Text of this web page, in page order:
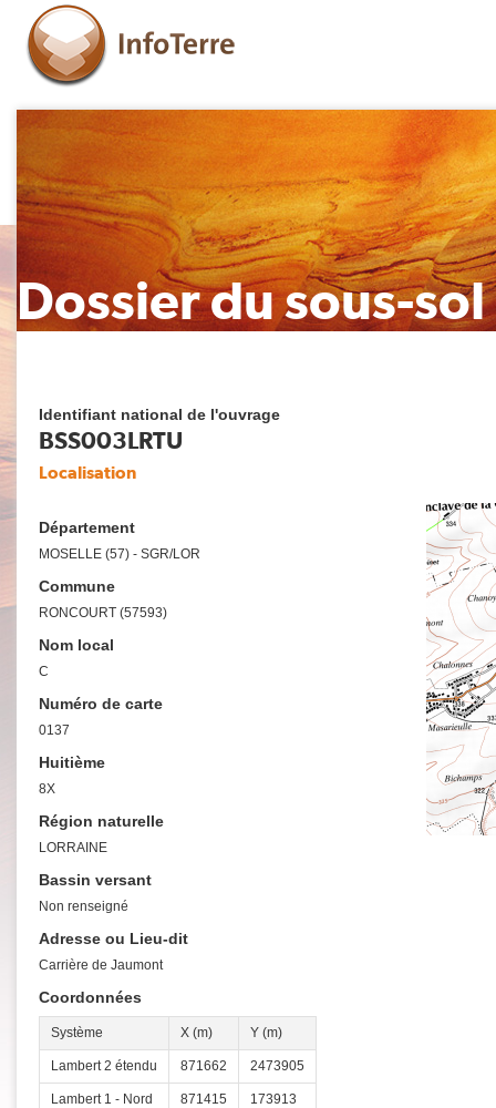
Dossier du sous-sol
Identifiant national de l'ouvrage
BSS003LRTU
Localisation
Département
MOSELLE (57) - SGR/LOR
Commune
RONCOURT (57593)
Nom local
C
Numéro de carte
0137
Huitième
8X
Région naturelle
LORRAINE
Bassin versant
Non renseigné
Adresse ou Lieu-dit
Carrière de Jaumont
Coordonnées
Système X (m) Y (m)
Lambert 2 étendu 871662 2473905
Lambert 1 - Nord 871415 173913